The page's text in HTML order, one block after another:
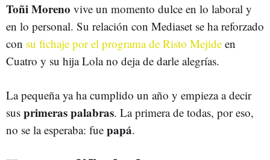
Toñi Moreno vive un momento dulce en lo laboral y
en lo personal. Su relación con Mediaset se ha reforzado
con su fichaje por el programa de Risto Mejide en
Cuatro y su hija Lola no deja de darle alegrías.
La pequeña ya ha cumplido un año y empieza a decir
sus primeras palabras. La primera de todas, por eso,
no se la esperaba: fue papá.